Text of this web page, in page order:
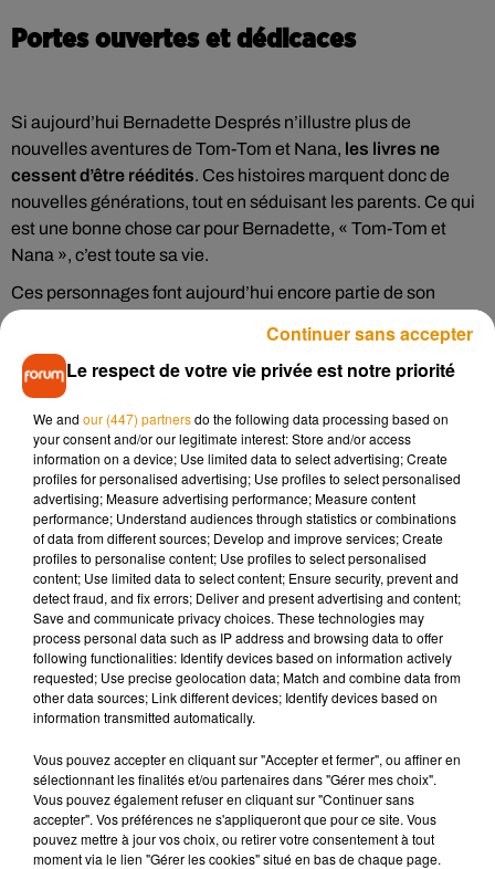
Portes ouvertes et dédicaces
Si aujourd’hui Bernadette Després n’illustre plus de
nouvelles aventures de Tom-Tom et Nana, les livres ne
cessent d’être réédités. Ces histoires marquent donc de
nouvelles générations, tout en séduisant les parents. Ce qui
est une bonne chose car pour Bernadette, « Tom-Tom et
Nana », c’est toute sa vie.
Ces personnages font aujourd’hui encore partie de son
quotidien. «
quelques fois je vais sur les salons. Ma fille vient de temps en
temps, ou je reçois du monde ici (…) il y a deux maisons,
celle où j’habite et celle où il y a un peu de tout sur Tom-Tom
et Nana».
Bernadette Després n’a pas le temps de s’ennuyer.Des
portes-ouvertes du musée sont organisées le 27 juillet
prochain.Elle participera, par ailleurs, à plusieurs salons.
Notamment le 30 septembre et 1 eroctobre au Château
Gontier, les 7 et 8 octobre au Festival BD Buc. Une
exposition « Tom-Tom et Nana » sera également présentée
du 11 octobre 2023 au 7 janvier 2024 au musée du jouet de
Poissy.
A noter enfin la sortie récente de « Po-Poèmes », dans lequel
Bernadette Després a illustré les poèmes de Bernard Friot.
Le respect de votre vie privée est notre priorité
We and our (447) partnersdo the following data processing based on
your consent and/or our legitimate interest: Store and/or access
information on a device; Use limited data to select advertising; Create
profiles for personalised advertising; Use profiles to select personalised
advertising; Measure advertising performance; Measure content
performance; Understand audiences through statistics or combinations
of data from different sources; Develop and improve services; Create
profiles to personalise content; Use profiles to select personalised
content; Use limited data to select content; Ensure security, prevent and
detect fraud, and fix errors; Deliver and present advertising and content;
Save and communicate privacy choices. These technologies may
process personal data such as IP address and browsing data to offer
following functionalities: Identify devices based on information actively
requested; Use precise geolocation data; Match and combine data from
other data sources; Link different devices; Identify devices based on
information transmitted automatically.
Vous pouvez accepter en cliquant sur "Accepter et fermer", ou affiner en
sélectionnant les finalités et/ou partenaires dans "Gérer mes choix".
Vous pouvez également refuser en cliquant sur "Continuer sans
accepter". Vos préférences ne s'appliqueront que pour ce site. Vous
pouvez mettre à jour vos choix, ou retirer votre consentement à tout
moment via le lien "Gérer les cookies" situé en bas de chaque page.
Continuer sans accepter